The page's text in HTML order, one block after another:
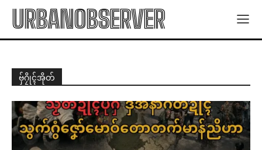
URBANOBSERVER
ဗှ်ဂၠိုၚ်အိုတ်